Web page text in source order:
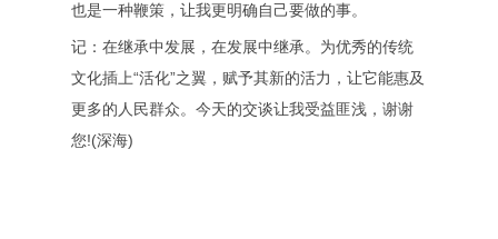
也是一种鞭策，让我更明确自己要做的事。
记：在继承中发展，在发展中继承。为优秀的传统
文化插上“活化”之翼，赋予其新的活力，让它能惠及
更多的人民群众。今天的交谈让我受益匪浅，谢谢
您!(深海)